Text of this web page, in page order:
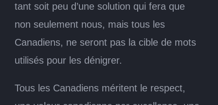
tant soit peu d’une solution qui fera que
non seulement nous, mais tous les
Canadiens, ne seront pas la cible de mots
utilisés pour les dénigrer.
Tous les Canadiens méritent le respect,